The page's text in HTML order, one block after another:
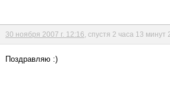
30 ноября 2007 г. 12:16 , спустя 2 часа 13 минут
Поздравляю :)